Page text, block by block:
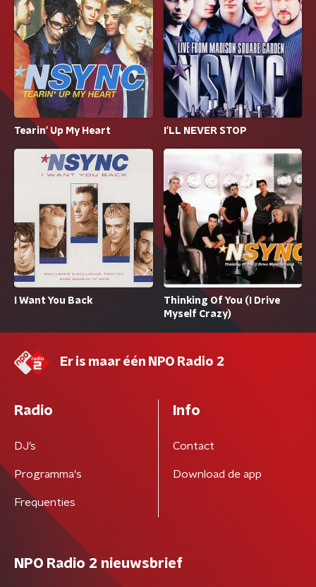
Tearin' Up My Heart I'LL NEVER STOP
I Want You Back
Thinking Of You (I Drive
Myself Crazy)
Er is maar één NPO Radio 2
Radio
DJ’s
Programma's
Frequenties
Info
Contact
Download de app
NPO Radio 2 nieuwsbrief